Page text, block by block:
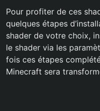
Pour profiter de ces
quelques étapes
shader de votre choix,
le shader via les
fois ces étapes
Minecraft sera